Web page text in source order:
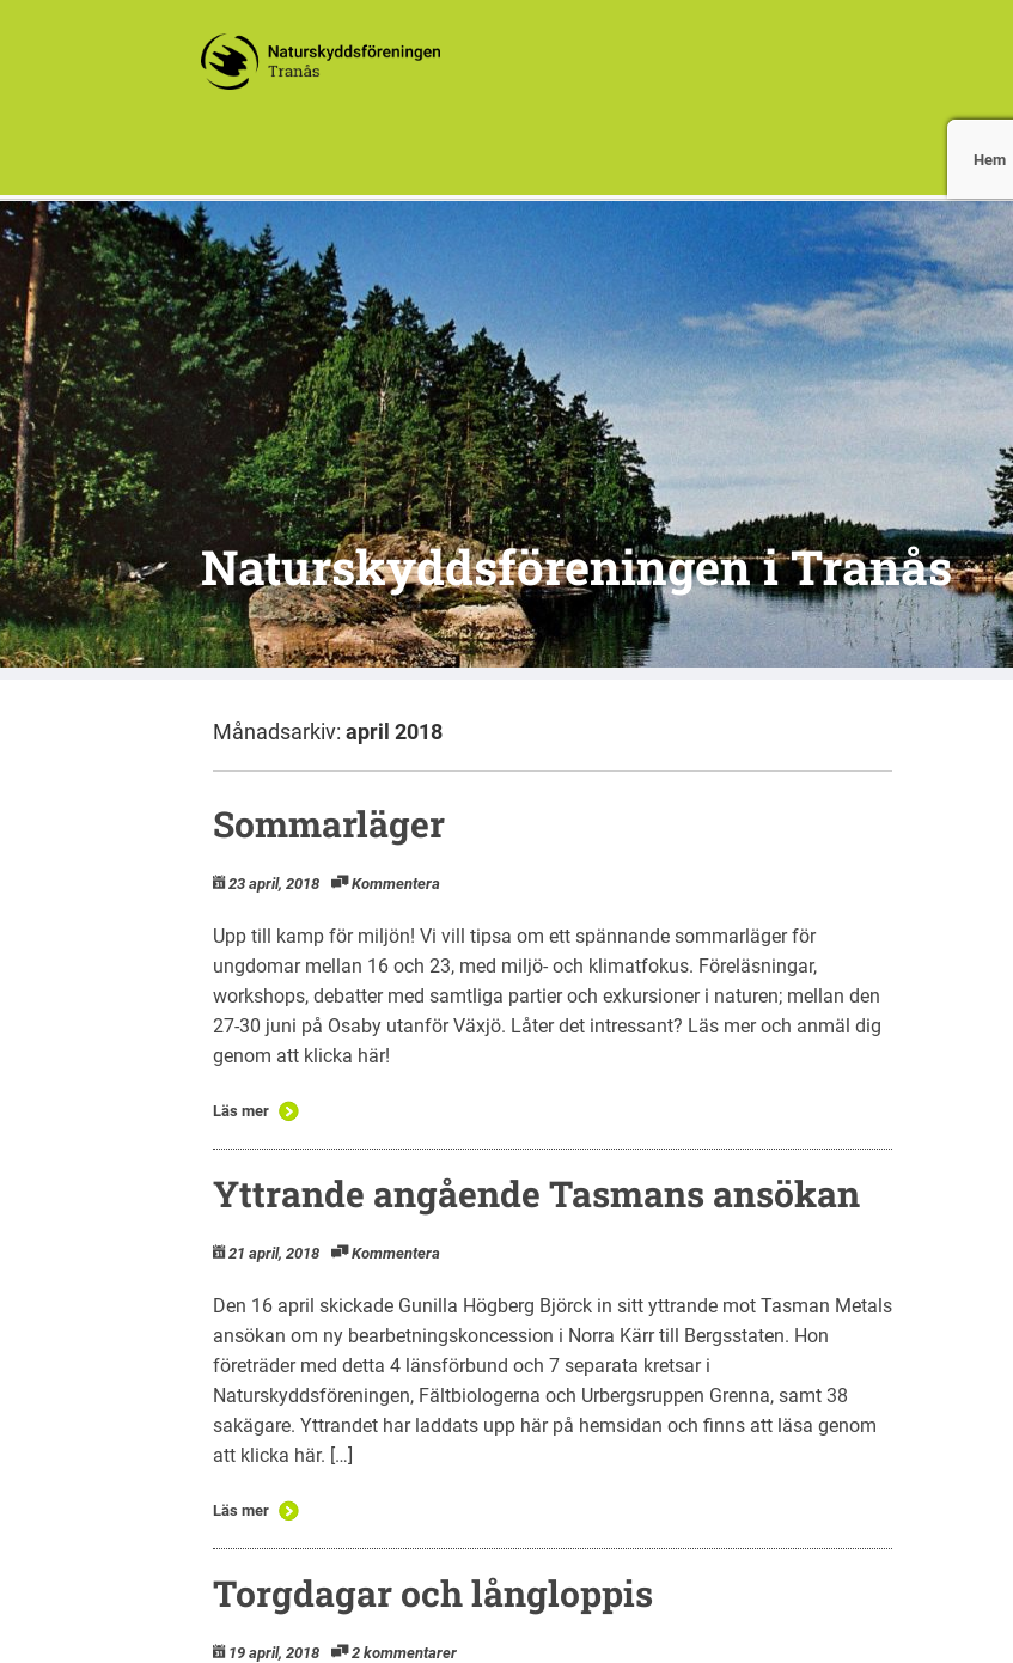
Hem
Naturskyddsföreningen i Tranås
Månadsarkiv: april 2018
Sommarläger
23 april, 2018 Kommentera
Upp till kamp för miljön! Vi vill tipsa om ett spännande sommarläger för
ungdomar mellan 16 och 23, med miljö- och klimatfokus. Föreläsningar,
workshops, debatter med samtliga partier och exkursioner i naturen; mellan den
27-30 juni på Osaby utanför Växjö. Låter det intressant? Läs mer och anmäl dig
genom att klicka här!
Läs mer
Yttrande angående Tasmans ansökan
21 april, 2018 Kommentera
Den 16 april skickade Gunilla Högberg Björck in sitt yttrande mot Tasman Metals
ansökan om ny bearbetningskoncession i Norra Kärr till Bergsstaten. Hon
företräder med detta 4 länsförbund och 7 separata kretsar i
Naturskyddsföreningen, Fältbiologerna och Urbergsruppen Grenna, samt 38
sakägare. Yttrandet har laddats upp här på hemsidan och finns att läsa genom
att klicka här. […]
Läs mer
Torgdagar och långloppis
19 april, 2018 2 kommentarer